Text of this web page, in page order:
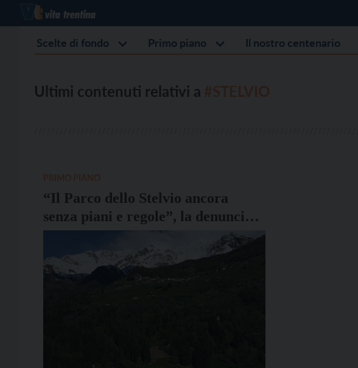
Scelte di fondo Primo piano Il nostro centenario
Ultimi contenuti relativi a
“Il Parco dello Stelvio ancora
senza piani e regole”, la denuncia
degli ambientalisti